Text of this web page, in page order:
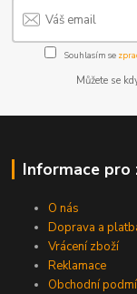
Souhlasím se
Můžete se
Informace pro
O nás
Doprava a
Vrácení zboží
Reklamace
Obchodní